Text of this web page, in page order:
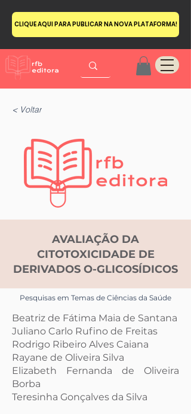
CLIQUE AQUI PARA PUBLICAR NA NOVA PLATAFORMA!
< Voltar
AVALIAÇÃO DA
CITOTOXICIDADE DE
DERIVADOS O-GLICOSÍDICOS
Pesquisas em Temas de Ciências da Saúde
Beatriz de Fátima Maia de Santana
Juliano Carlo Rufino de Freitas
Rodrigo Ribeiro Alves Caiana
Rayane de Oliveira Silva
Elizabeth Fernanda de Oliveira
Borba
Teresinha Gonçalves da Silva